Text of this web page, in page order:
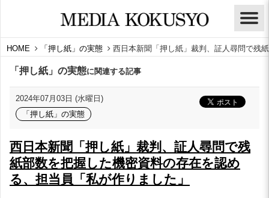
HOME 「押し紙」の実態 西日本新聞「押し紙」裁判、証人尋問で残
「押し紙」の実態に関連する記事
2024年07月03日 (水曜日)
「押し紙」の実態
西日本新聞「押し紙」裁判、証人尋問で残
紙部数を把握した機密資料の存在を認め
る、担当員「私が作りました」